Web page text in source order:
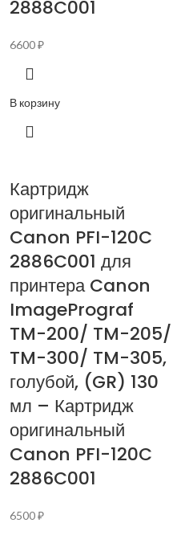
2888C001
6600₽
В корзину
Картридж
оригинальный
Canon PFI-120C
2886C001 для
принтера Canon
ImagePrograf
TM-200/ TM-205/
TM-300/ TM-305,
голубой, (GR) 130
мл – Картридж
оригинальный
Canon PFI-120C
2886C001
6500₽